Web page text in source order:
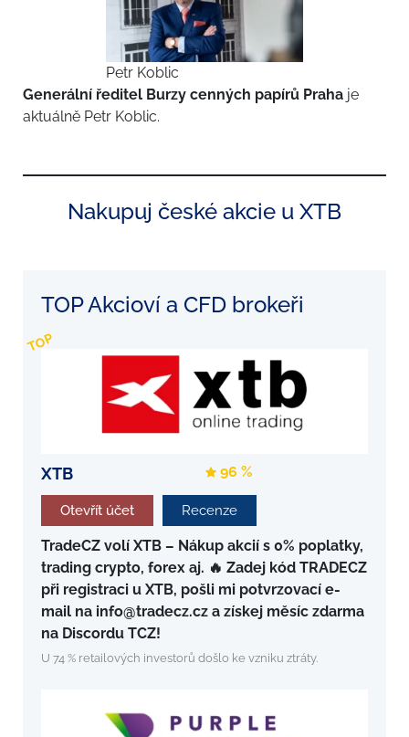
Petr Koblic
Generální ředitel Burzy cenných papírů Praha je
aktuálně Petr Koblic.
Nakupuj české akcie u XTB
TOP Akcioví a CFD brokeři
TOP
XTB 96 %
Otevřít účet Recenze
TradeCZ volí XTB – Nákup akcií s 0% poplatky,
trading crypto, forex aj. 🔥 Zadej kód TRADECZ
při registraci u XTB, pošli mi potvrzovací e-
mail na info@tradecz.cz a získej měsíc zdarma
na Discordu TCZ!
U 74 % retailových investorů došlo ke vzniku ztráty.